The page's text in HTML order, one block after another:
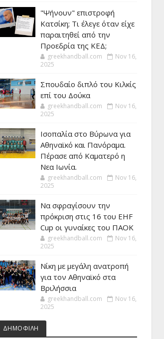
"Ψήνουν" επιστροφή
Κατσίκη; Τι έλεγε όταν είχε
παραιτηθεί από την
Προεδρία της ΚΕΔ;
greekhandball.com
Nov 16,
2025
Σπουδαίο διπλό του Κιλκίς
επί του Δούκα
greekhandball.com
Nov 16,
2025
Ισοπαλία στο Βύρωνα για
Αθηναϊκό και Πανόραμα.
Πέρασε από Καματερό η
Νεα Ιωνία.
greekhandball.com
Nov 16,
2025
Να σφραγίσουν την
πρόκριση στις 16 του EHF
Cup οι γυναίκες του ΠΑΟΚ
greekhandball.com
Nov 16,
2025
Νίκη με μεγάλη ανατροπή
για τον Αθηναϊκό στα
Βριλήσσια
greekhandball.com
Nov 16,
2025
ΔΗΜΟΦΙΛΗ